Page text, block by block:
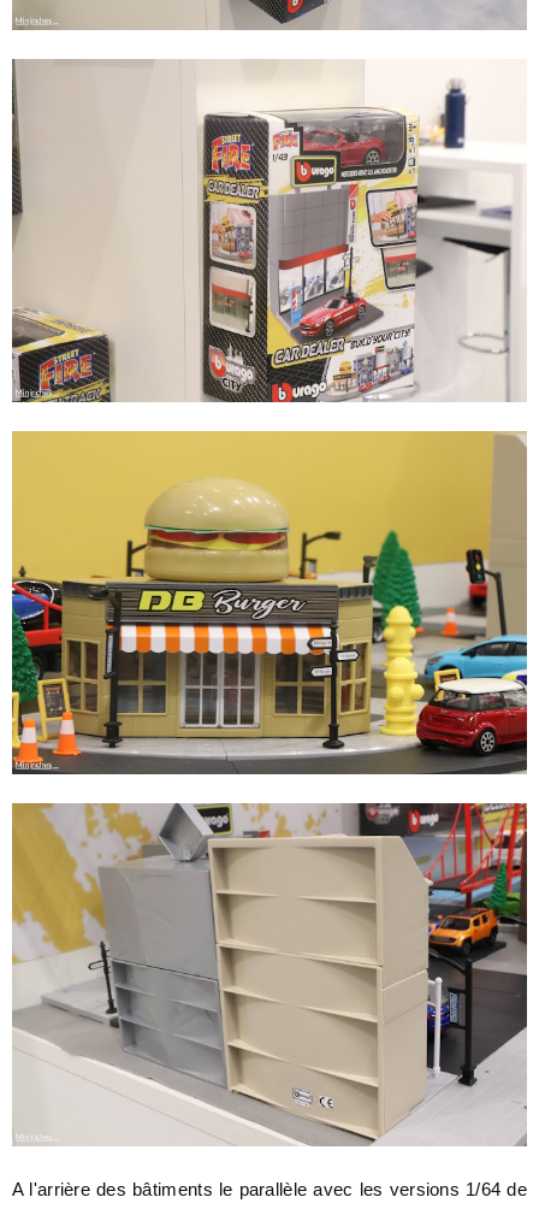
A l'arrière des bâtiments le parallèle avec les versions 1/64 de